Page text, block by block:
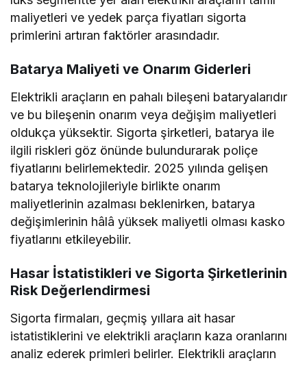
maliyetleri ve yedek parça fiyatları sigorta
primlerini artıran faktörler arasındadır.
Batarya Maliyeti ve Onarım Giderleri
Elektrikli araçların en pahalı bileşeni bataryalarıdır
ve bu bileşenin onarım veya değişim maliyetleri
oldukça yüksektir. Sigorta şirketleri, batarya ile
ilgili riskleri göz önünde bulundurarak poliçe
fiyatlarını belirlemektedir. 2025 yılında gelişen
batarya teknolojileriyle birlikte onarım
maliyetlerinin azalması beklenirken, batarya
değişimlerinin hâlâ yüksek maliyetli olması kasko
fiyatlarını etkileyebilir.
Hasar İstatistikleri ve Sigorta Şirketlerinin
Risk Değerlendirmesi
Sigorta firmaları, geçmiş yıllara ait hasar
istatistiklerini ve elektrikli araçların kaza oranlarını
analiz ederek primleri belirler. Elektrikli araçların